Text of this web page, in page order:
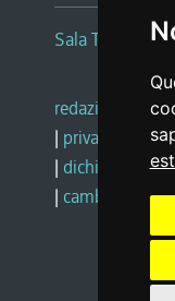
Sala Tiziano
redazione web
| privacy
| dichiarazione
| cambio